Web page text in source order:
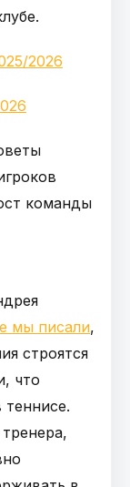
2026
команды
мы писали,
строятся
что